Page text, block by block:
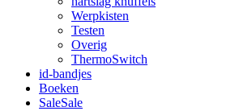
Werpkisten
Testen
Overig
ThermoSwitch
id-bandjes
Boeken
SaleSale